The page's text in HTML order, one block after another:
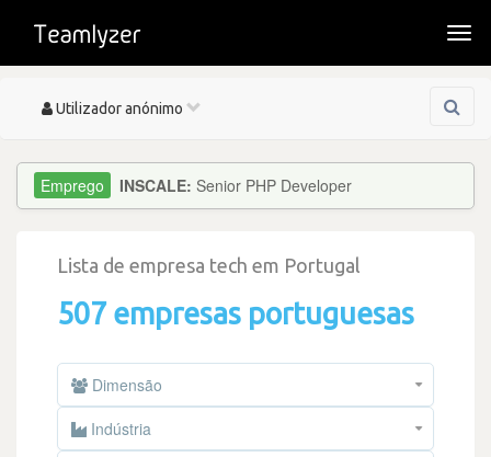
Toggle
Utilizador anónimo
INSCALE: Senior PHP Developer
Lista de empresa tech em Portugal
507 empresas portuguesas
Dimensão
Indústria